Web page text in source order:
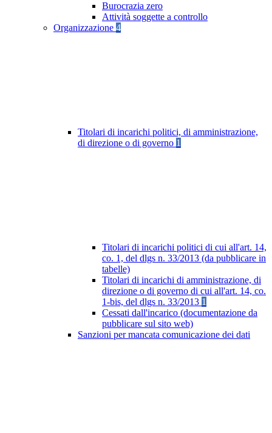
Burocrazia zero
Attività soggette a controllo
Organizzazione 4
Titolari di incarichi politici, di amministrazione,
di direzione o di governo 1
Titolari di incarichi politici di cui all'art. 14,
co. 1, del dlgs n. 33/2013 (da pubblicare in
tabelle)
Titolari di incarichi di amministrazione, di
direzione o di governo di cui all'art. 14, co.
1-bis, del dlgs n. 33/2013 1
Cessati dall'incarico (documentazione da
pubblicare sul sito web)
Sanzioni per mancata comunicazione dei dati